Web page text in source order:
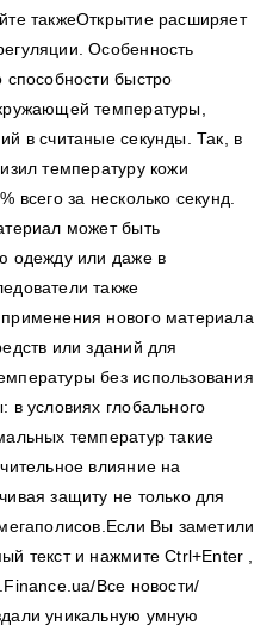
такжеОткрытие расширяет
Особенность
способности быстро
температуры,
в считаные секунды. Так, в
температуру кожи
всего за несколько секунд.
может быть
одежду или даже в
также
нового материала
или зданий для
без использования
условиях глобального
температур такие
влияние на
защиту не только для
Вы заметили
текст и нажмите Ctrl+Enter ,
Все новости/
уникальную умную